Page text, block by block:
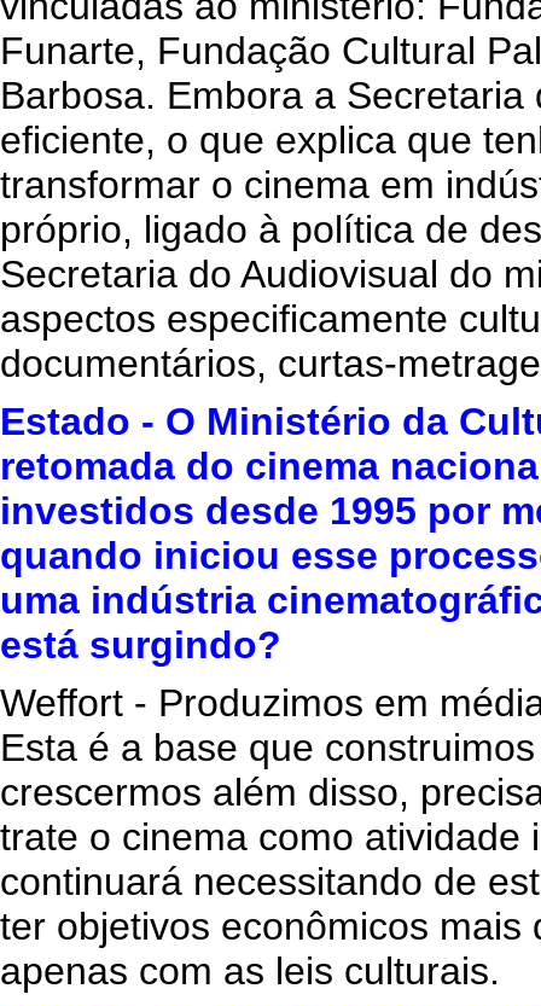
Funarte, Fundação Cultural
Barbosa. Embora a
eficiente, o que explica que
transformar o cinema em
próprio, ligado à política de
Secretaria do Audiovisual do
aspectos especificamente
documentários, curtas-
Estado - O Ministério da
retomada do cinema
investidos desde 1995 por
quando iniciou esse
uma indústria
está surgindo?
Weffort - Produzimos em
Esta é a base que
crescermos além disso,
trate o cinema como atividade
continuará necessitando de
ter objetivos econômicos
apenas com as leis culturais.